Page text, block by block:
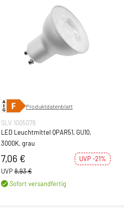
Produktdatenblatt
SLV 1005078
LED Leuchtmittel QPAR51, GU10,
3000K, grau
7,06 €
UVP -21%
UVP 8,93 €
Sofort versandfertig